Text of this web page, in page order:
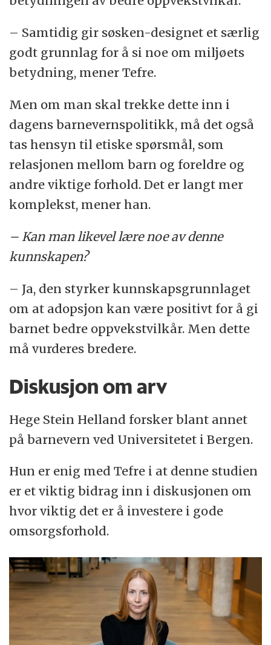
– Samtidig gir søsken-designet et særlig
godt grunnlag for å si noe om miljøets
betydning, mener Tefre.
Men om man skal trekke dette inn i
dagens barnevernspolitikk, må det også
tas hensyn til etiske spørsmål, som
relasjonen mellom barn og foreldre og
andre viktige forhold. Det er langt mer
komplekst, mener han.
– Kan man likevel lære noe av denne
kunnskapen?
– Ja, den styrker kunnskapsgrunnlaget
om at adopsjon kan være positivt for å gi
barnet bedre oppvekstvilkår. Men dette
må vurderes bredere.
Diskusjon om arv
Hege Stein Helland forsker blant annet
på barnevern ved Universitetet i Bergen.
Hun er enig med Tefre i at denne studien
er et viktig bidrag inn i diskusjonen om
hvor viktig det er å investere i gode
omsorgsforhold.